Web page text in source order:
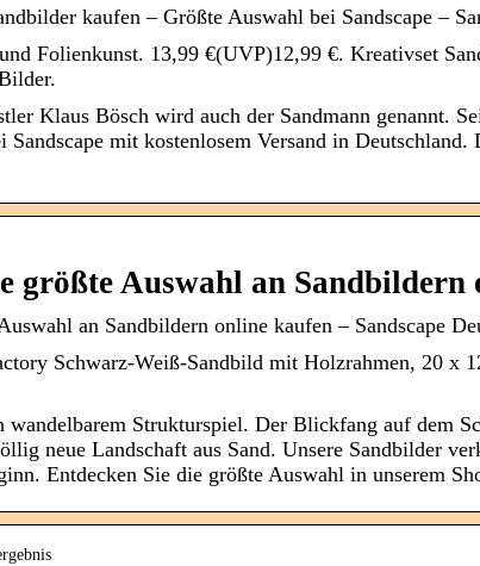
kaufen – Größte Auswahl bei Sandscape –
Folienkunst. 13,99 €(UVP)12,99 €. Kreativset
Klaus Bösch wird auch der Sandmann genannt.
mit kostenlosem Versand in
größte Auswahl an
an Sandbildern online kaufen – Sandscape
Schwarz-Weiß-Sandbild mit Holzrahmen, 20 x
wandelbarem Strukturspiel. Der Blickfang auf dem
neue Landschaft aus Sand. Unsere Sandbilder
Entdecken Sie die größte Auswahl in unserem